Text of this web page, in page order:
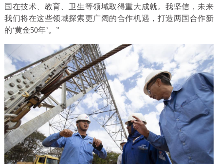
国在技术、教育、卫生等领域取得重大成就。我坚信，未来
我们将在这些领域探索更广阔的合作机遇，打造两国合作新
的‘黄金50年’。”